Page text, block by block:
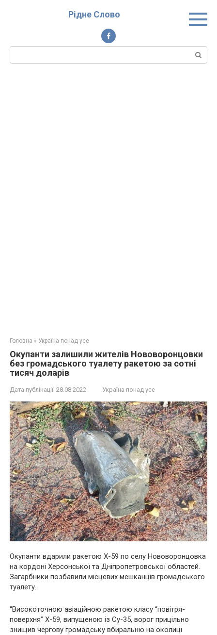
Рідне Слово
Пошук:
Головна » Україна понад усе
Окупанти залишили жителів Нововоронцовки
без громадського туалету ракетою за сотні
тисяч доларів
Дата публікації: 28.08.2022 Україна понад усе
Окупанти вдарили ракетою Х-59 по селу Нововоронцовка
на кордоні Херсонської та Дніпропетровської областей.
Загарбники позбавили місцевих мешканців громадського
туалету.
“Високоточною авіаційною ракетою класу “повітря-
поверхня” Х-59, випущеною із Су-35, ворог прицільно
знищив чергову громадську вбиральню на околиці